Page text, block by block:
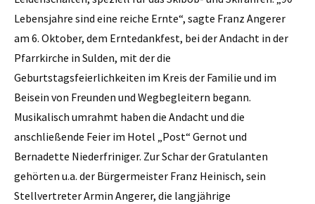
Lebensjahre sind eine reiche Ernte“, sagte Franz Angerer
am 6. Oktober, dem Erntedankfest, bei der Andacht in der
Pfarrkirche in Sulden, mit der die
Geburtstagsfeierlichkeiten im Kreis der Familie und im
Beisein von Freunden und Wegbegleitern begann.
Musikalisch umrahmt haben die Andacht und die
anschließende Feier im Hotel „Post“ Gernot und
Bernadette Niederfriniger. Zur Schar der Gratulanten
gehörten u.a. der Bürgermeister Franz Heinisch, sein
Stellvertreter Armin Angerer, die langjährige